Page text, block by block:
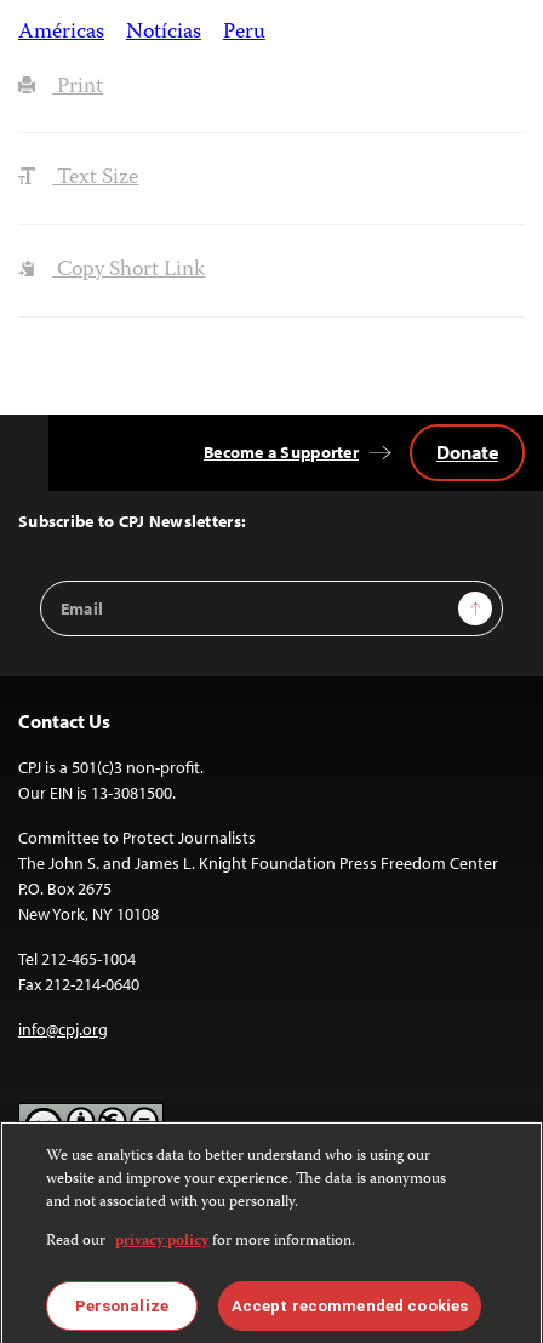
Américas
Notícias
Peru
Print
Text Size
Copy Short Link
Top
Subscribe to CPJ Newsletters:
Email
Address
Sign Up
Become a Supporter Donate
Contact Us
CPJ is a 501(c)3 non-profit.
Our EIN is 13-3081500.
Committee to Protect Journalists
The John S. and James L. Knight Foundation Press Freedom Center
P.O. Box 2675
New York, NY 10108
Tel 212-465-1004
Fax 212-214-0640
info@cpj.org
Except where noted, text on this website is licensed under a
Commons Attribution-NonCommercial-NoDerivatives 4.0
International License.
Images and other media are not covered by the Creative Commons
license. For more information about permissions, see ourFAQs
We use analytics data to better understand who is using our
website and improve your experience. The data is anonymous
and not associated with you personally.
Read our privacy policyfor more information.
Personalize Accept recommended cookies